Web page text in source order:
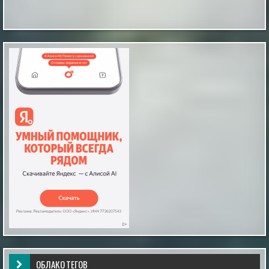
Аргентина, на Испанской улице, происходят
местные журналисты. Вот уже какое-то время по
утрам и продавцы и покупатели замечают на полу
магазина отпечатки босых человеческих ног, как
будто ступни были испачканы в черной грязи или
угольной пыли. По слова...
incogniterra.ru | 25th Jul 2026
совместимости знаков зодиака
В современном обществе астрология занимает
особое место: многие люди, особенно женщины,
склонны верить, что их личная жизнь и выбор
партнёра зависят от расположения звёзд.
ОБЛАКО ТЕГОВ